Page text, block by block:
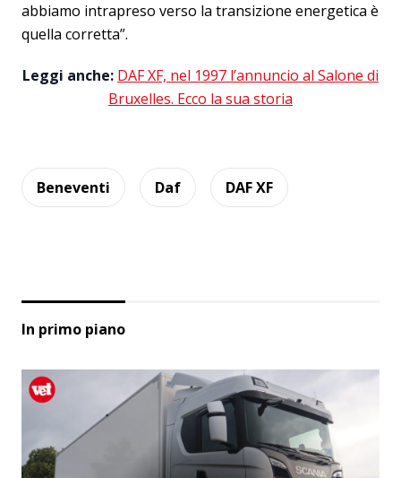
abbiamo intrapreso verso la transizione energetica è
quella corretta”.
Leggi anche: DAF XF, nel 1997 l’annuncio al Salone di
Bruxelles. Ecco la sua storia
Beneventi Daf DAF XF
In primo piano